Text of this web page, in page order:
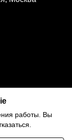
работы. Вы